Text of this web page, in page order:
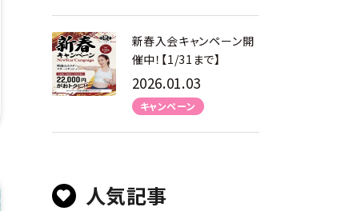
新春入会キャンペーン開
催中！【1/31まで】
2026.01.03
キャンペーン
人気記事